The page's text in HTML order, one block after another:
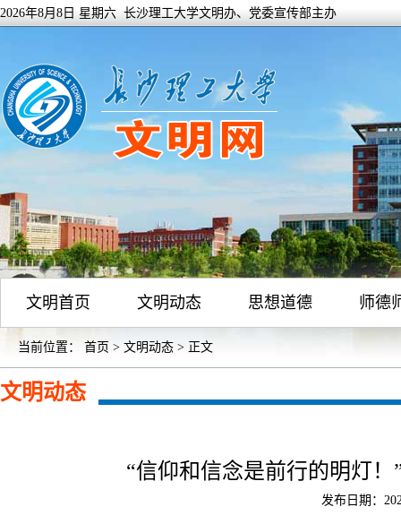
2026年8月8日 星期六 长沙理工大学文明办、党委宣传部主办
文明首页 文明动态 思想道德 师德
当前位置： 首页 > 文明动态 > 正文
文明动态
“信仰和信念是前行的明灯
发布日期：